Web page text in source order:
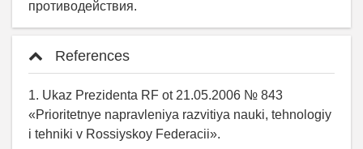
References
1. Ukaz Prezidenta RF ot 21.05.2006 № 843
«Prioritetnye napravleniya razvitiya nauki, tehnologiy
i tehniki v Rossiyskoy Federacii».